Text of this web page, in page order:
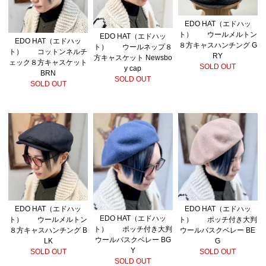
EDO HAT（エドハッ
ト） コットンネルチ
ェック８方キャスケット
BRN
SOLD OUT
EDO HAT（エドハッ
ト） ウールネップ８
方キャスケット Newsbo
y cap
SOLD OUT
EDO HAT（エドハッ
ト） ウールメルトン
８方キャスハンチング G
RY
SOLD OUT
EDO HAT（エドハッ
ト） ウールメルトン
８方キャスハンチング B
LK
SOLD OUT
EDO HAT（エドハッ
ト） ポッチ付き大判
ウールバスクベレー BG
Y
SOLD OUT
EDO HAT（エドハッ
ト） ポッチ付き大判
ウールバスクベレー BE
G
SOLD OUT